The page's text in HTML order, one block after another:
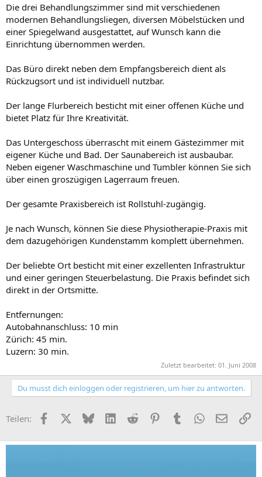
Die drei Behandlungszimmer sind mit verschiedenen
modernen Behandlungsliegen, diversen Möbelstücken und
einer Spiegelwand ausgestattet, auf Wunsch kann die
Einrichtung übernommen werden.
Das Büro direkt neben dem Empfangsbereich dient als
Rückzugsort und ist individuell nutzbar.
Der lange Flurbereich besticht mit einer offenen Küche und
bietet Platz für Ihre Kreativität.
Das Untergeschoss überrascht mit einem Gästezimmer mit
eigener Küche und Bad. Der Saunabereich ist ausbaubar.
Neben eigener Waschmaschine und Tumbler können Sie sich
über einen groszügigen Lagerraum freuen.
Der gesamte Praxisbereich ist Rollstuhl-zugängig.
Je nach Wunsch, können Sie diese Physiotherapie-Praxis mit
dem dazugehörigen Kundenstamm komplett übernehmen.
Der beliebte Ort besticht mit einer exzellenten Infrastruktur
und einer geringen Steuerbelastung. Die Praxis befindet sich
direkt in der Ortsmitte.
Entfernungen:
Autobahnanschluss: 10 min
Zürich: 45 min.
Luzern: 30 min.
Zuletzt bearbeitet: 01. Juni 2008
Du musst dich einloggen oder registrieren, um hier zu antworten.
Teilen: FacebookX (Twitter)
BlueskyLinkedIn
Reddit PinterestTumblr WhatsApp
E-Mail